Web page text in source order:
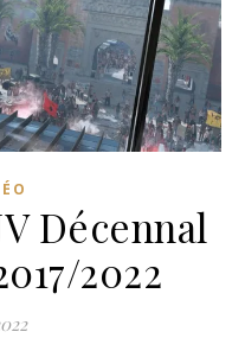
Décennal
2022